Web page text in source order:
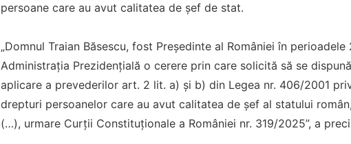
persoane care au avut calitatea de șef de stat.
„Domnul Traian Băsescu, fost Președinte al României în
Administrația Prezidențială o cerere prin care solicită să se
aplicare a prevederilor art. 2 lit. a) și b) din Legea nr. 406/2001
drepturi persoanelor care au avut calitatea de șef al statului
(…), urmare Curții Constituționale a României nr. 319/2025”, a